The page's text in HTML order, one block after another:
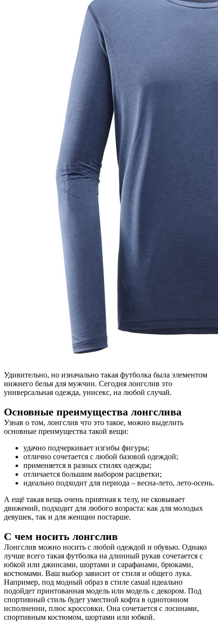
Удивительно, но изначально такая футболка была элементом
нижнего белья для мужчин. Сегодня лонгслив это
универсальная одежда, унисекс, на любой случай.
Основные преимущества лонгслива
Узнав о том, лонгслив что это такое, можно выделить
основные преимущества такой вещи:
удачно подчеркивает изгибы фигуры;
отлично сочетается с любой базовой одеждой;
применяется в разных стилях одежды;
отличается большим выбором расцветки;
идеально подходит для периода – весна-лето, лето-осень.
А ещё такая вещь очень приятная к телу, не сковывает
движений, подходит для любого возраста: как для молодых
девушек, так и для женщин постарше.
С чем носить лонгслив
Лонгслив можно носить с любой одеждой и обувью. Однако
лучше всего такая футболка на длинный рукав сочетается с
юбкой или джинсами, шортами и сарафанами, брюками,
костюмами. Ваш выбор зависит от стиля и общего лука.
Например, под модный образ в стиле casual идеально
подойдет принтованная модель или модель с декором. Под
спортивный стиль будет уместной кофта в однотонном
исполнении, плюс кроссовки. Она сочетается с лосинами,
спортивным костюмом, шортами или юбкой.